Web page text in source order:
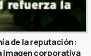
de la reputación:
imagen corporativa